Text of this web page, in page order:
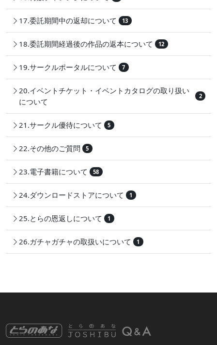
17.委託期間中の返却について 13
18.委託期間経過後の作品の返本について 12
19.サークルポータルについて 7
20.イベントチケット・イベントカタログの取り扱い
について
2
21.サークル優待について 5
22.その他のご質問 5
23.電子書籍について 58
24.ダウンロードストアについて 1
25.とらの恩返しについて 1
26.ガチャガチャの取扱いについて 1